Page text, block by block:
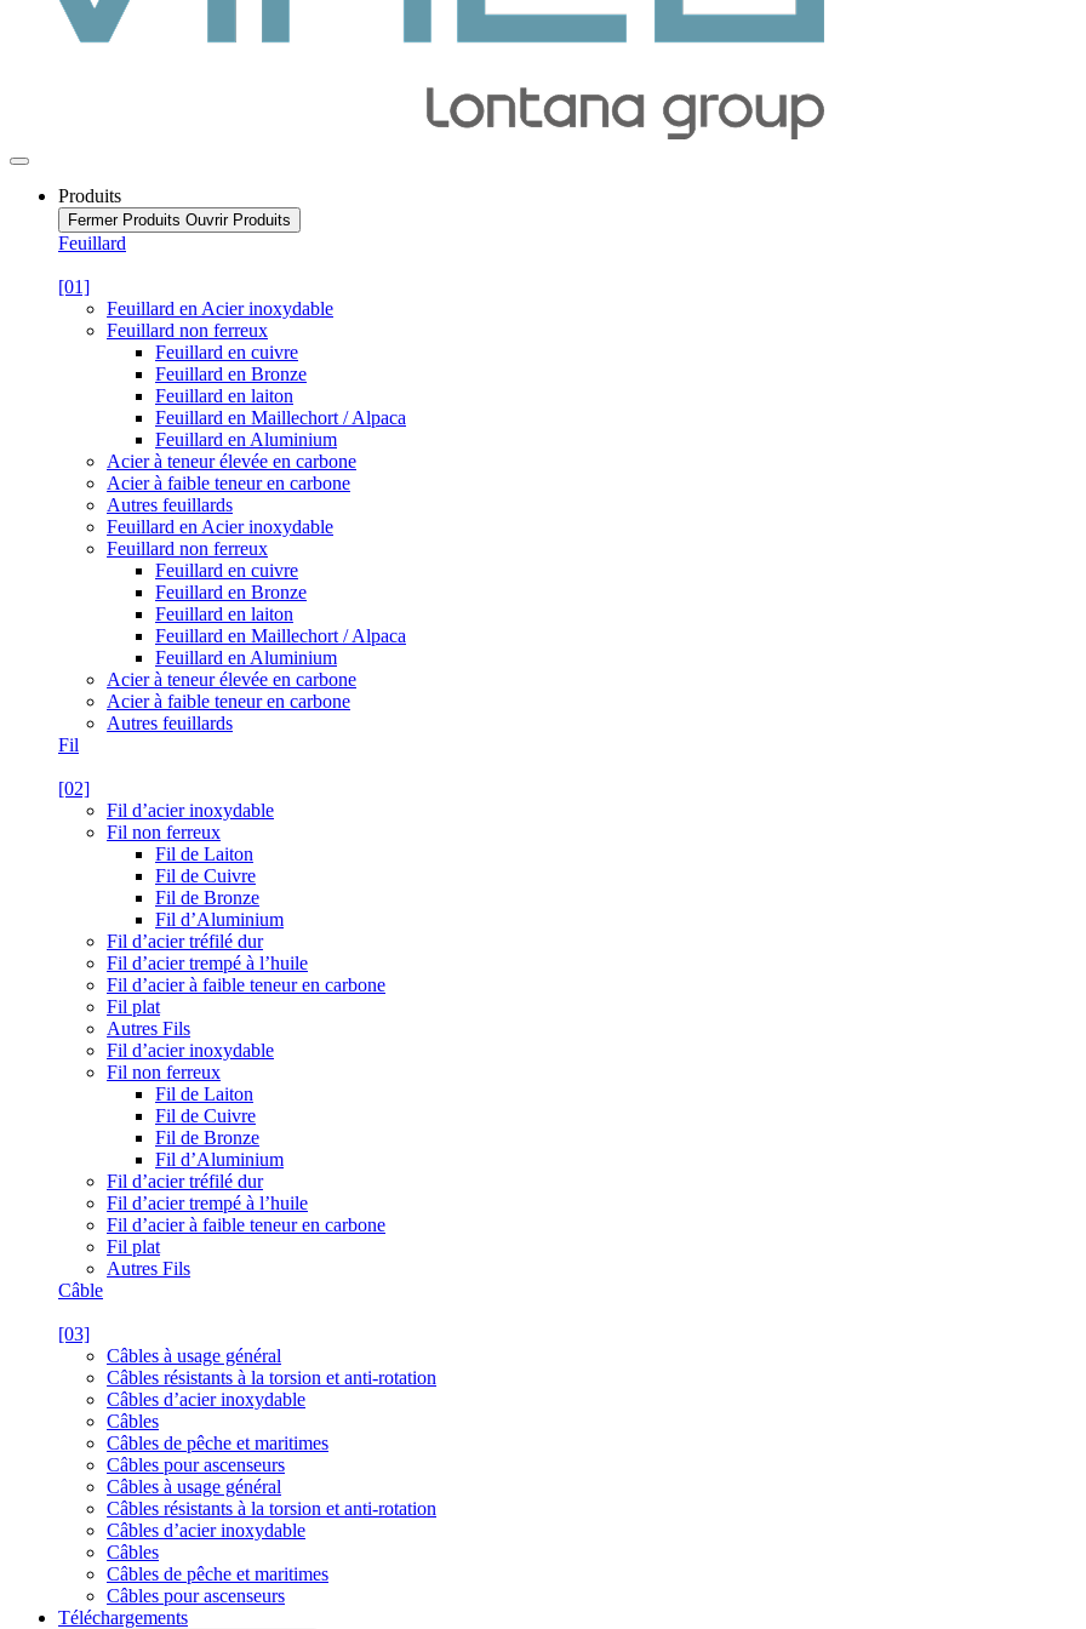
Produits
Fermer Produits Ouvrir Produits
Feuillard
[01]
Feuillard en Acier inoxydable
Feuillard non ferreux
Feuillard en cuivre
Feuillard en Bronze
Feuillard en laiton
Feuillard en Maillechort / Alpaca
Feuillard en Aluminium
Acier à teneur élevée en carbone
Acier à faible teneur en carbone
Autres feuillards
Feuillard en Acier inoxydable
Feuillard non ferreux
Feuillard en cuivre
Feuillard en Bronze
Feuillard en laiton
Feuillard en Maillechort / Alpaca
Feuillard en Aluminium
Acier à teneur élevée en carbone
Acier à faible teneur en carbone
Autres feuillards
Fil
[02]
Fil d’acier inoxydable
Fil non ferreux
Fil de Laiton
Fil de Cuivre
Fil de Bronze
Fil d’Aluminium
Fil d’acier tréfilé dur
Fil d’acier trempé à l’huile
Fil d’acier à faible teneur en carbone
Fil plat
Autres Fils
Fil d’acier inoxydable
Fil non ferreux
Fil de Laiton
Fil de Cuivre
Fil de Bronze
Fil d’Aluminium
Fil d’acier tréfilé dur
Fil d’acier trempé à l’huile
Fil d’acier à faible teneur en carbone
Fil plat
Autres Fils
Câble
[03]
Câbles à usage général
Câbles résistants à la torsion et anti-rotation
Câbles d’acier inoxydable
Câbles
Câbles de pêche et maritimes
Câbles pour ascenseurs
Câbles à usage général
Câbles résistants à la torsion et anti-rotation
Câbles d’acier inoxydable
Câbles
Câbles de pêche et maritimes
Câbles pour ascenseurs
Téléchargements